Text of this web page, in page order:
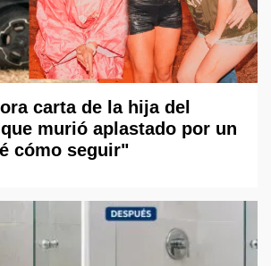
carta de la hija del
murió aplastado por un
cómo seguir"